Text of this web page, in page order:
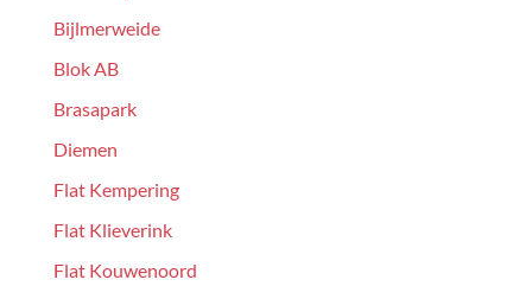
Bijlmerweide
Blok AB
Brasapark
Diemen
Flat Kempering
Flat Klieverink
Flat Kouwenoord